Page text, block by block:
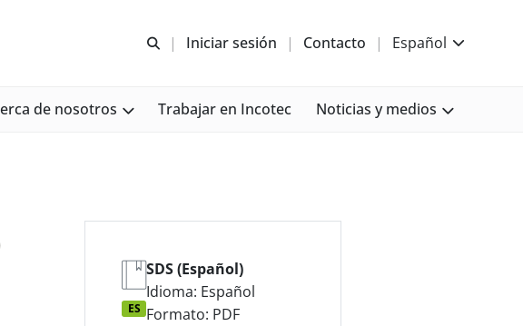
Abrir b&#250;squeda
Iniciar sesión Contacto Español
de nosotros Trabajar en Incotec Noticias y medios
ES
SDS (Español)
Idioma: Español
Formato: PDF